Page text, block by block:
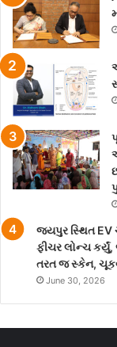
જયપુર સ્થિત EV
ફીચર લોન્ચ કર્યું,
તરત જ સ્કેન,
June 30, 2026